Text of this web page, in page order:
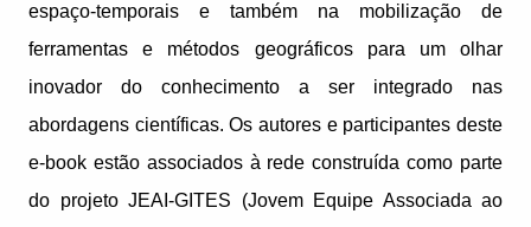
espaço-temporais e também na mobilização de
ferramentas e métodos geográficos para um olhar
inovador do conhecimento a ser integrado nas
abordagens científicas. Os autores e participantes deste
e-book estão associados à rede construída como parte
do projeto JEAI-GITES (Jovem Equipe Associada ao